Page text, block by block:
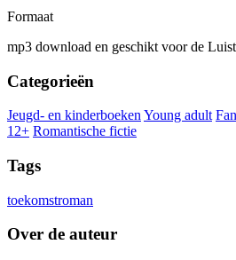
Formaat
mp3 download en geschikt voor de
Categorieën
Jeugd- en kinderboeken Young adult
12+ Romantische fictie
Tags
toekomstroman
Over de auteur